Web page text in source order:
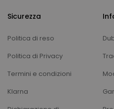
Sicurezza
Politica di reso
Politica di Privacy
Termini e condizioni
Klarna